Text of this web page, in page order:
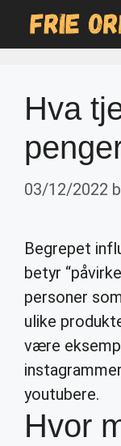
Hva
03/12/2022
Begrepet
betyr
personer
ulike
være
youtubere.
Hvor